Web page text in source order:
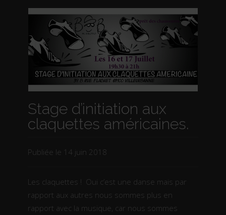
HIP-HOP/STREET JAZZ
PLANNING
TARIFS
Stage d’initiation aux
claquettes américaines.
Publiée le 14 juin 2018
Les claquettes ! Oui c’est une danse mais par
rapport aux autres nous sommes plus en
rapport avec la musique, car nous sommes